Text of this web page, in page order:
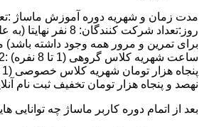
روز:تعداد شرکت کنندگان:
نهصد و پنجاه هزار تومان تخفیف ثبت نام آنلاین :500 هزار
بعد از اتمام دوره کاربر ماساژ چه